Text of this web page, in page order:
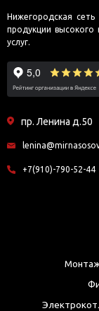
Нижегородская сеть
продукции высокого
услуг.
пр. Ленина д.50
+7(910)-790-52-44